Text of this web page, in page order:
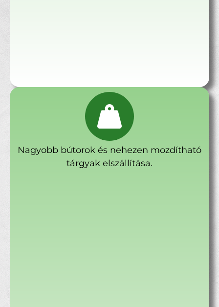
Nagyobb bútorok és nehezen mozdítható
tárgyak elszállítása.